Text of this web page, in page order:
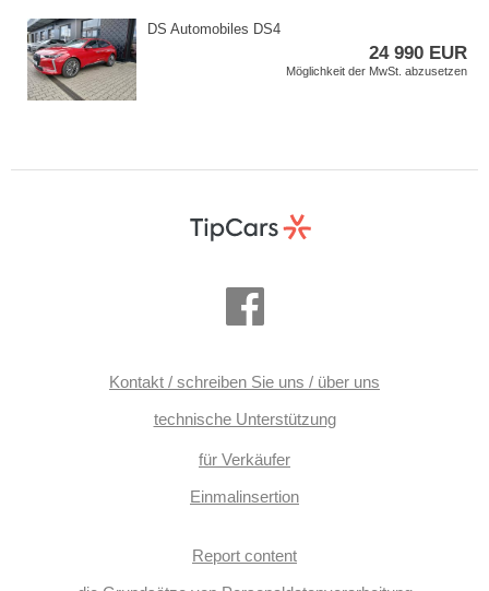
DS Automobiles DS4
24 990 EUR
Möglichkeit der MwSt. abzusetzen
Kontakt / schreiben Sie uns / über uns
technische Unterstützung
für Verkäufer
Einmalinsertion
Report content